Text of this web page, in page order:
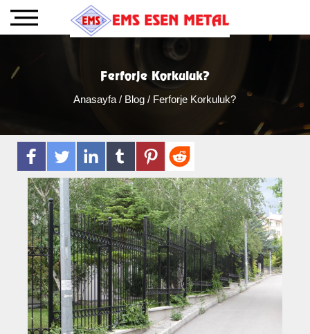
Ferforje Korkuluk?
Anasayfa / Blog / Ferforje Korkuluk?